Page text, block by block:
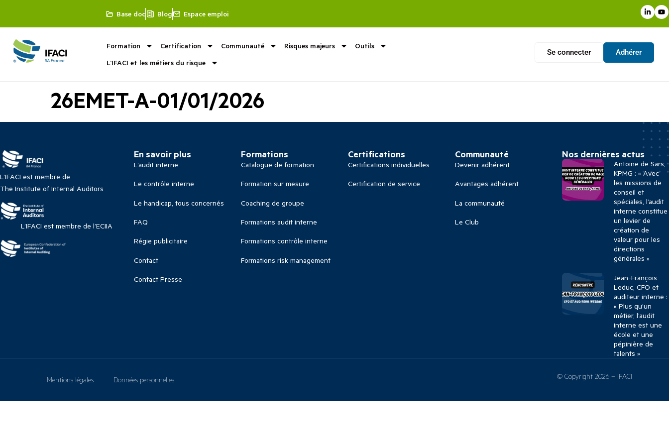
Base doc Blog Espace emploi
Formation Certification Communauté Risques majeurs
Outils
L’IFACI et les métiers du risque
Se connecter Adhérer
26EMET-A-01/01/2026
L’IFACI est membre de
The Institute of Internal Auditors
L’IFACI est membre de l’ECIIA
En savoir plus
L’audit interne
Le contrôle interne
Le handicap, tous concernés
FAQ
Régie publicitaire
Contact
Contact Presse
Formations
Catalogue de formation
Formation sur mesure
Coaching de groupe
Formations audit interne
Formations contrôle interne
Formations risk management
Certifications
Certifications individuelles
Certification de service
Communauté
Devenir adhérent
Avantages adhérent
La communauté
Le Club
Nos dernières actus
Antoine de Sars,
KPMG : « Avec
les missions de
conseil et
spéciales, l’audit
interne constitue
un levier de
création de
valeur pour les
directions
générales »
Jean-François
Leduc, CFO et
auditeur interne :
« Plus qu’un
métier, l’audit
interne est une
école et une
pépinière de
talents »
Mentions légales Données personnelles © Copyright 2026 – IFACI